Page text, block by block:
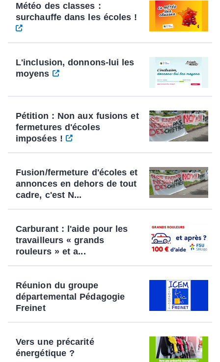
Météo des classes :
surchauffe dans les écoles !
L'inclusion, donnons-lui les
moyens
Pétition : Non aux fusions et
fermetures d'écoles
imposées !
Fusion/fermeture d'écoles et
annonces en dehors de tout
cadre, c'est N...
Carburant : l'aide pour les
travailleurs « grands
rouleurs » et a...
Réunion du groupe
départemental Pédagogie
Freinet
Vers une précarité
énergétique ?